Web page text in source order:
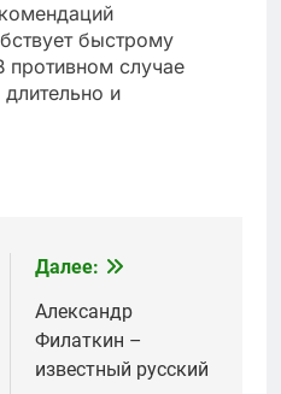
быстрому
противном случае
длительно и
Далее:
Александр
Филаткин –
известный русский